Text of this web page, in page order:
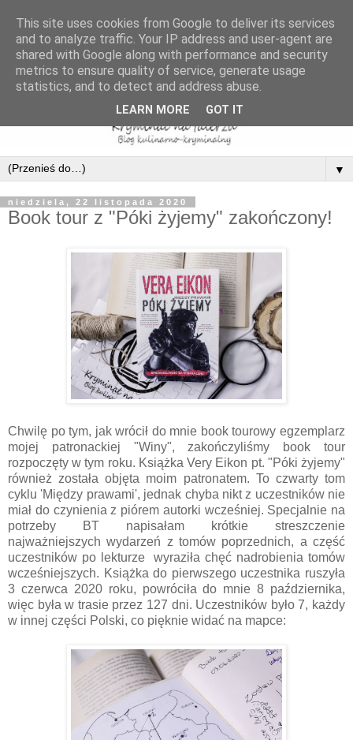
▼
niedziela, 22 listopada 2020
Book tour z "Póki żyjemy" zakończony!
Chwilę po tym, jak wrócił do mnie book tourowy egzemplarz
mojej patronackiej "Winy", zakończyliśmy book tour
rozpoczęty w tym roku. Książka Very Eikon pt. "Póki żyjemy"
również została objęta moim patronatem. To czwarty tom
cyklu 'Między prawami', jednak chyba nikt z uczestników nie
miał do czynienia z piórem autorki wcześniej. Specjalnie na
potrzeby BT napisałam krótkie streszczenie
najważniejszych wydarzeń z tomów poprzednich, a część
uczestników po lekturze wyraziła chęć nadrobienia tomów
wcześniejszych. Książka do pierwszego uczestnika ruszyła
3 czerwca 2020 roku, powróciła do mnie 8 października,
więc była w trasie przez 127 dni. Uczestników było 7, każdy
w innej części Polski, co pięknie widać na mapce:
This site uses cookies from Google to deliver its services
and to analyze traffic. Your IP address and user-agent are
shared with Google along with performance and security
metrics to ensure quality of service, generate usage
statistics, and to detect and address abuse.
LEARN MORE GOT IT